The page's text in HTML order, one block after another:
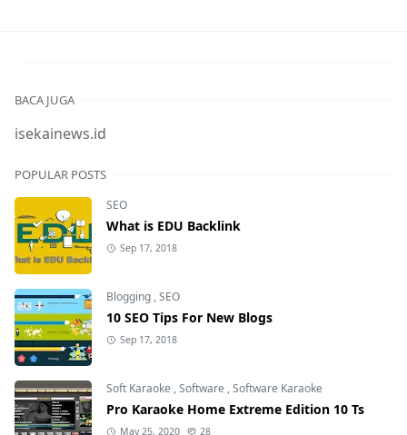
BACA JUGA
isekainews.id
POPULAR POSTS
SEO
What is EDU Backlink
Sep 17, 2018
Blogging ,SEO
10 SEO Tips For New Blogs
Sep 17, 2018
Soft Karaoke ,Software ,Software Karaoke
Pro Karaoke Home Extreme Edition 10 Ts
May 25, 2020 28